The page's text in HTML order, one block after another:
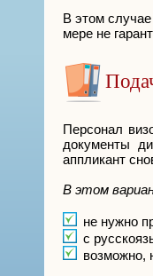
В этом
мере не
Персонал
документы
аппликант
В этом
не нужно
с
возможно,